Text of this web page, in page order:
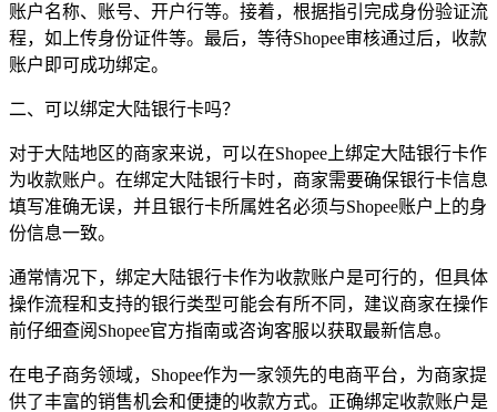
账户名称、账号、开户行等。接着，根据指引完成身份验证流
程，如上传身份证件等。最后，等待Shopee审核通过后，收款
账户即可成功绑定。
二、可以绑定大陆银行卡吗？
对于大陆地区的商家来说，可以在Shopee上绑定大陆银行卡作
为收款账户。在绑定大陆银行卡时，商家需要确保银行卡信息
填写准确无误，并且银行卡所属姓名必须与Shopee账户上的身
份信息一致。
通常情况下，绑定大陆银行卡作为收款账户是可行的，但具体
操作流程和支持的银行类型可能会有所不同，建议商家在操作
前仔细查阅Shopee官方指南或咨询客服以获取最新信息。
在电子商务领域，Shopee作为一家领先的电商平台，为商家提
供了丰富的销售机会和便捷的收款方式。正确绑定收款账户是